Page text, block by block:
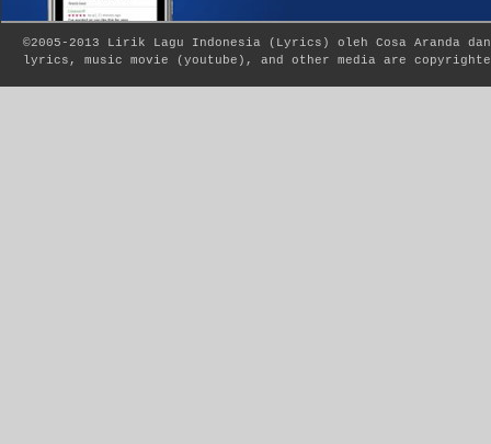
©2005-2013 Lirik Lagu Indonesia ( Lyrics ) oleh Cosa Aranda
lyrics, music movie (youtube), and other media are